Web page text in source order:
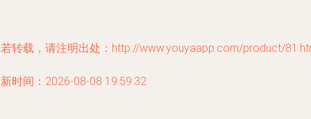
转载，请注明出处：http://www.youyaapp.com/product/
时间：2026-08-08 19:59:32